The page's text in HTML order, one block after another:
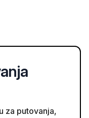
za putovanja,